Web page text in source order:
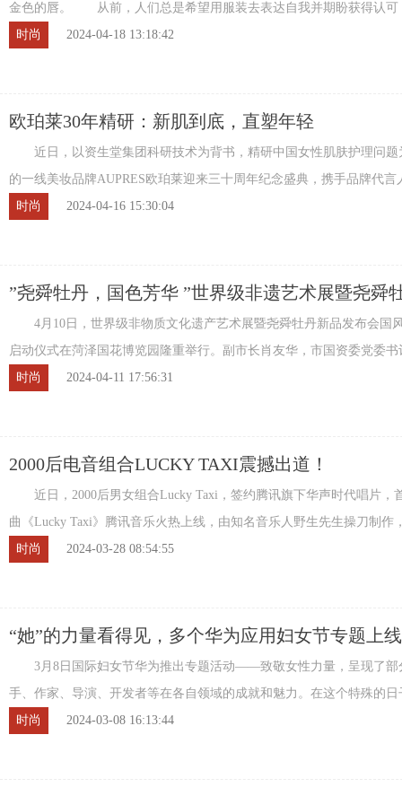
金色的唇。 从前，人们总是希望用服装去表达自我并期盼获得认可
用服装去定义人群，让我成为别人眼中的特 ...
时尚 2024-04-18 13:18:42
欧珀莱30年精研：新肌到底，直塑年轻
近日，以资生堂集团科研技术为背书，精研中国女性肌肤护理问题
的一线美妆品牌AUPRES欧珀莱迎来三十周年纪念盛典，携手品牌代言
《新肌到底，直塑年轻》品牌大片，旨在庆祝 ...
时尚 2024-04-16 15:30:04
”尧舜牡丹，国色芳华 ”世界级非遗艺术展暨尧舜
4月10日，世界级非物质文化遗产艺术展暨尧舜牡丹新品发布会国
启动仪式在菏泽国花博览园隆重举行。副市长肖友华，市国资委党委
刚，市牡丹发展服务中心主任陶福占，市文联 ...
时尚 2024-04-11 17:56:31
2000后电音组合LUCKY TAXI震撼出道！
近日，2000后男女组合Lucky Taxi，签约腾讯旗下华声时代唱片，
曲《Lucky Taxi》腾讯音乐火热上线，由知名音乐人野生先生操刀制作
众多知名音乐人打造，包括TT的鼓手徐彬 ...
时尚 2024-03-28 08:54:55
“她”的力量看得见，多个华为应用妇女节专题上
3月8日国际妇女节华为推出专题活动——致敬女性力量，呈现了部
手、作家、导演、开发者等在各自领域的成就和魅力。在这个特殊的日
音乐、华为阅读、华为视频、应用市场等以专 ...
时尚 2024-03-08 16:13:44